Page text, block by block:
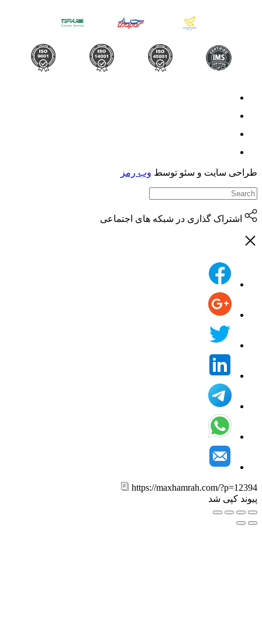
سایت و سئو توسطوب رمز
اشتراک گذاری در شبکه های اجتماعی
https://maxhamrah.com/
کپی شد